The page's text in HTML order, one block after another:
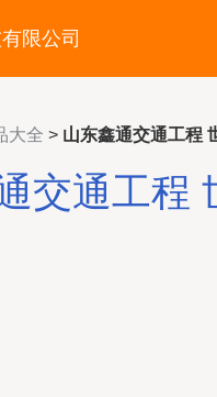
限公司
大全 > 山东鑫通交通工程
交通工程